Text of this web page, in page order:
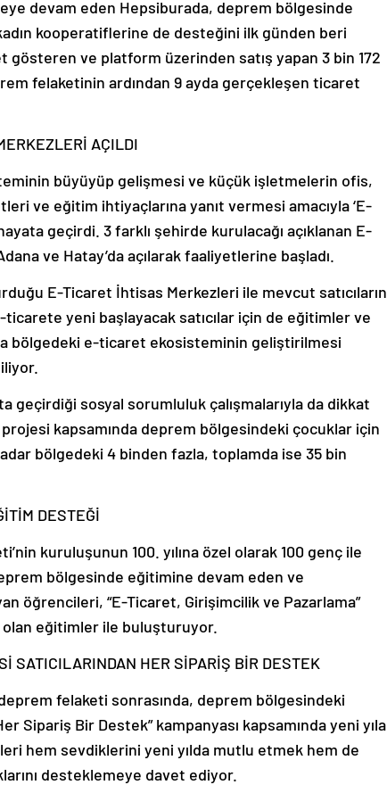
devam eden Hepsiburada, deprem bölgesinde
kooperatiflerine de desteğini ilk günden beri
ve platform üzerinden satış yapan 3 bin 172
felaketinin ardından 9 ayda gerçekleşen ticaret
AÇILDI
büyüyüp gelişmesi ve küçük işletmelerin ofis,
ve eğitim ihtiyaçlarına yanıt vermesi amacıyla ‘E-
geçirdi. 3 farklı şehirde kurulacağı açıklanan E-
ve Hatay’da açılarak faaliyetlerine başladı.
E-Ticaret İhtisas Merkezleri ile mevcut satıcıların
yeni başlayacak satıcılar için de eğitimler ve
bölgedeki e-ticaret ekosisteminin geliştirilmesi
geçirdiği sosyal sorumluluk çalışmalarıyla da dikkat
kapsamında deprem bölgesindeki çocuklar için
bölgedeki 4 binden fazla, toplamda ise 35 bin
DESTEĞİ
kuruluşunun 100. yılına özel olarak 100 genç ile
bölgesinde eğitimine devam eden ve
öğrencileri, “E-Ticaret, Girişimcilik ve Pazarlama”
olan eğitimler ile buluşturuyor.
SATICILARINDAN HER SİPARİŞ BİR DESTEK
felaketi sonrasında, deprem bölgesindeki
Sipariş Bir Destek” kampanyası kapsamında yeni yıla
hem sevdiklerini yeni yılda mutlu etmek hem de
desteklemeye davet ediyor.